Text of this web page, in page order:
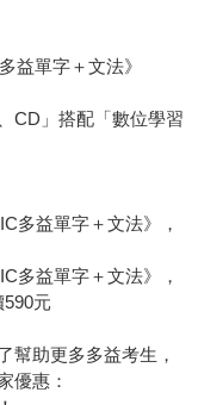
益單字＋文法》
CD」搭配「數位學習
多益單字＋文法》，
多益單字＋文法》，
590元
幫助更多多益考生，
優惠：